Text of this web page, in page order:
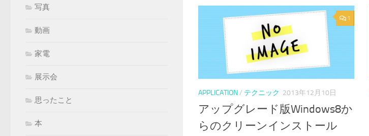
1
APPLICATION/ テクニック 2013年12月10日
アップグレード版Windows8か
らのクリーンインストール
写真
動画
家電
展示会
思ったこと
本